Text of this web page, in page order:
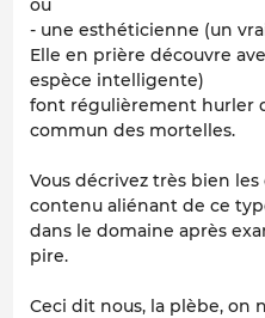
ou
- une esthéticienne (un
Elle en prière découvre
espèce intelligente)
font régulièrement hurler
commun des mortelles.
Vous décrivez très bien
contenu aliénant de ce
dans le domaine après
pire.
Ceci dit nous, la plèbe, on